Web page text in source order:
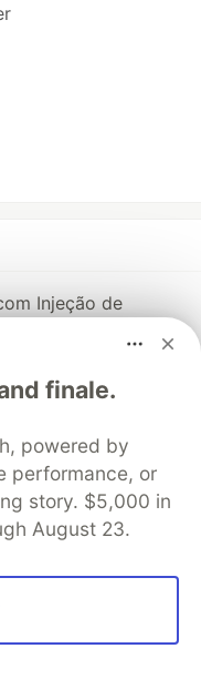
Injeção de
#security
Pro com Contas
finale.
powered by
performance, or
story. $5,000 in
August 23.